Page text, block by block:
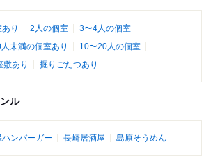
り 2人の個室
3〜4人の個室
未満の個室あり
10〜20人の個室
敷あり 掘りごたつあり
ル
ンバーガー 長崎居酒屋 島原そうめん